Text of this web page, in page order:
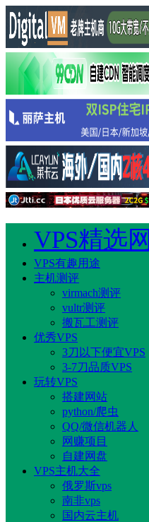
VPS精选网
VPS有趣用途
主机测评
virmach测评
vultr测评
搬瓦工测评
优秀VPS
3刀以下便宜VPS
3-7刀品质VPS
玩转VPS
搭建网站
python/爬虫
QQ/微信机器人
网赚项目
自建网盘
VPS主机大全
俄罗斯vps
南非vps
国内云主机